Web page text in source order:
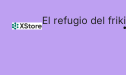
El refugio del friki